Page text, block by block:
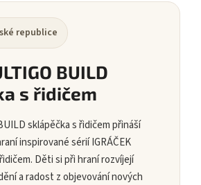
republice
BUILD
s řidičem
sklápěčka s řidičem přináší
inspirované sérií IGRÁČEK
Děti si při hraní rozvíjejí
a radost z objevování nových